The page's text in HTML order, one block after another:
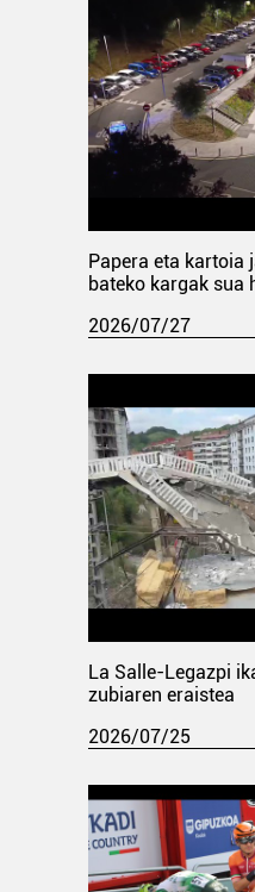
Papera eta kartoia
bateko kargak sua
2026/07/27
La Salle-Legazpi
zubiaren eraistea
2026/07/25